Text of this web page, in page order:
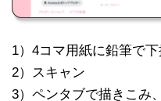
1）4コマ用紙に鉛筆で下
2）スキャン
3）ペンタブで描きこみ